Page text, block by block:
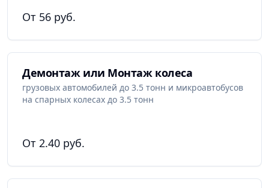
От 56 руб.
Демонтаж или Монтаж колеса
грузовых автомобилей до 3.5 тонн и микроавтобусов
на спарных колесах до 3.5 тонн
От 2.40 руб.